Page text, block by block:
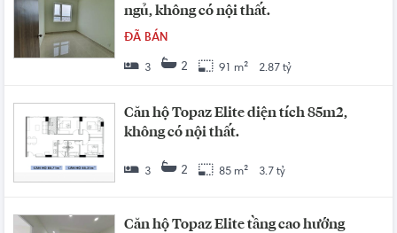
ngủ, không có nội thất.
ĐÃ BÁN
3 2 91 m² 2.87 tỷ
Căn hộ Topaz Elite diện tích 85m2,
không có nội thất.
3 2 85 m² 3.7 tỷ
Căn hộ Topaz Elite tầng cao hướng